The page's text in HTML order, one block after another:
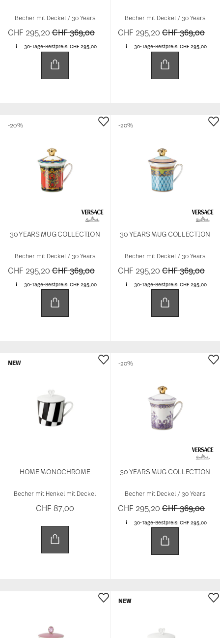
Becher mit Deckel / 30 Years
CHF 295,20Price reduced from
CHF 369,00to
30-Tage-Bestpreis: CHF 295,00
Becher mit Deckel / 30 Years
CHF 295,20Price reduced
CHF 369,00to
30-Tage-Bestpreis:CHF 295,00
30 YEARS MUG COLLECTION
Becher mit Deckel / 30 Years
CHF 295,20Price reduced from
CHF 369,00to
30-Tage-Bestpreis: CHF 295,00
-20%
30 YEARS MUG COLLECTION
Becher mit Deckel / 30 Years
CHF 295,20Price reduced
CHF 369,00to
30-Tage-Bestpreis:CHF 295,00
-20%
HOME MONOCHROME
Becher mit Henkel mit Deckel
CHF 87,00
NEW
30 YEARS MUG COLLECTION
Becher mit Deckel / 30 Years
CHF 295,20Price reduced
CHF 369,00to
30-Tage-Bestpreis:CHF 295,00
-20%
NEW